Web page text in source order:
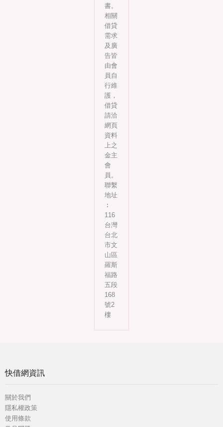
書。
相關
借貸
需求
及廣
告皆
由會
員自
行維
護，
借貸
請洽
網頁
資料
上之
金主
會
員。
聯繫
地址
︰
116
台灣
台北
市文
山區
羅斯
福路
五段
168
號2
樓
快借網資訊
關於我們
隱私權政策
使用條款